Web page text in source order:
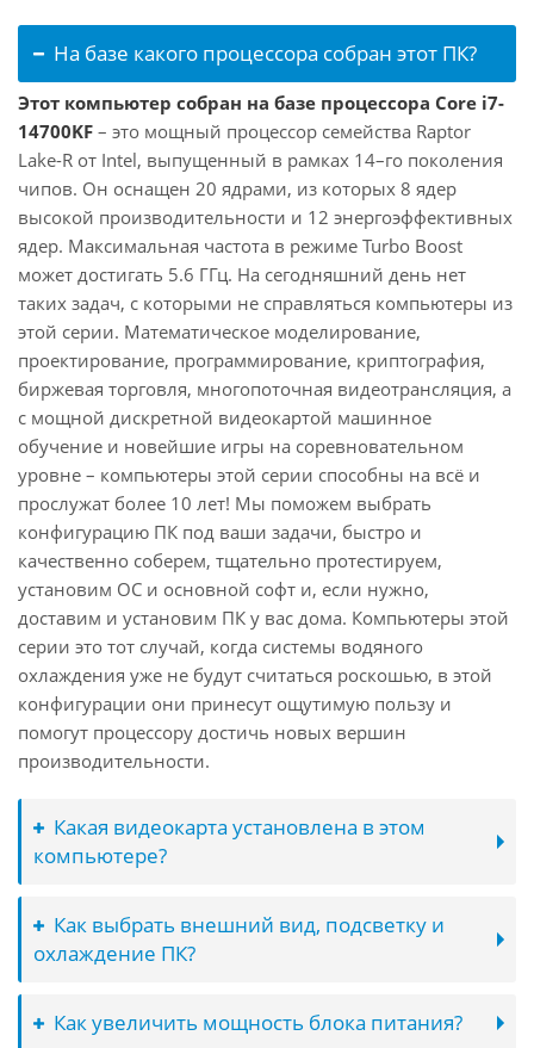
На базе какого процессора собран этот ПК?
Этот компьютер собран на базе процессора Core i7-
14700KF – это мощный процессор семейства Raptor
Lake-R от Intel, выпущенный в рамках 14–го поколения
чипов. Он оснащен 20 ядрами, из которых 8 ядер
высокой производительности и 12 энергоэффективных
ядер. Максимальная частота в режиме Turbo Boost
может достигать 5.6 ГГц. На сегодняшний день нет
таких задач, с которыми не справляться компьютеры из
этой серии. Математическое моделирование,
проектирование, программирование, криптография,
биржевая торговля, многопоточная видеотрансляция, а
с мощной дискретной видеокартой машинное
обучение и новейшие игры на соревновательном
уровне – компьютеры этой серии способны на всё и
прослужат более 10 лет! Мы поможем выбрать
конфигурацию ПК под ваши задачи, быстро и
качественно соберем, тщательно протестируем,
установим ОС и основной софт и, если нужно,
доставим и установим ПК у вас дома. Компьютеры этой
серии это тот случай, когда системы водяного
охлаждения уже не будут считаться роскошью, в этой
конфигурации они принесут ощутимую пользу и
помогут процессору достичь новых вершин
производительности.
Какая видеокарта установлена в этом
компьютере?
Как выбрать внешний вид, подсветку и
охлаждение ПК?
Как увеличить мощность блока питания?